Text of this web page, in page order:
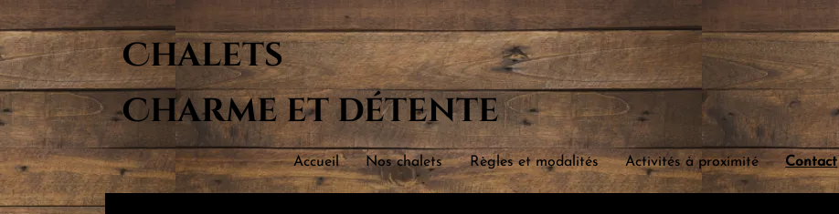
Chalets
Charme et détente
Accueil Nos chalets Règles et modalités Activités à proximité Contact